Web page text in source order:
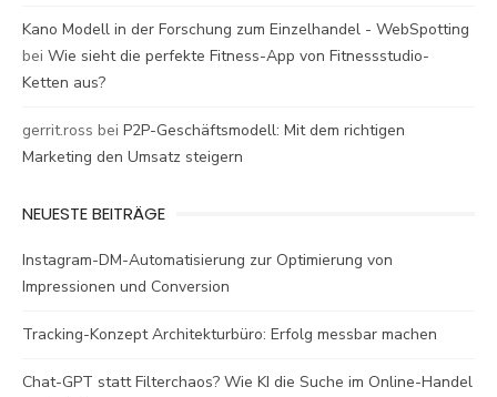
Kano Modell in der Forschung zum Einzelhandel - WebSpotting
bei Wie sieht die perfekte Fitness-App von Fitnessstudio-
Ketten aus?
gerrit.ross bei P2P-Geschäftsmodell: Mit dem richtigen
Marketing den Umsatz steigern
NEUESTE BEITRÄGE
Instagram-DM-Automatisierung zur Optimierung von
Impressionen und Conversion
Tracking-Konzept Architekturbüro: Erfolg messbar machen
Chat-GPT statt Filterchaos? Wie KI die Suche im Online-Handel